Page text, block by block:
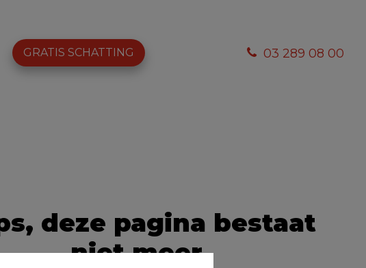
GRATIS SCHATTING 03 289 08 00
deze pagina bestaat
niet meer